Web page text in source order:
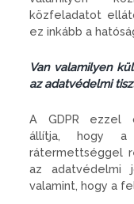
közfeladatot
ez inkább a
Van valamilyen
az adatvédelmi
A GDPR ezzel
állítja, hogy a
rátermettséggel
az adatvédelmi
valamint, hogy a